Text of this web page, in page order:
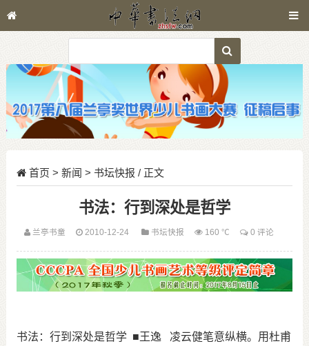
首页 > 新闻 > 书坛快报 / 正文
书法：行到深处是哲学
兰亭书童 2010-12-24 书坛快报 160 ℃ 0 评论
书法：行到深处是哲学 ■王逸
凌云健笔意纵横。用杜甫